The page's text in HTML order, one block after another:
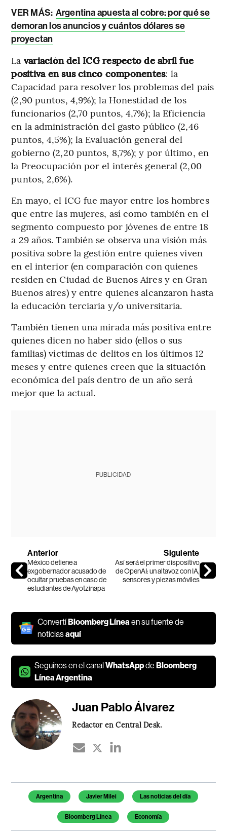
VER MÁS: Argentina apuesta al cobre: por qué se
demoran los anuncios y cuántos dólares se
proyectan
La variación del ICG respecto de abril fue
positiva en sus cinco componentes: la
Capacidad para resolver los problemas del país
(2,90 puntos, 4,9%); la Honestidad de los
funcionarios (2,70 puntos, 4,7%); la Eficiencia
en la administración del gasto público (2,46
puntos, 4,5%); la Evaluación general del
gobierno (2,20 puntos, 8,7%); y por último, en
la Preocupación por el interés general (2,00
puntos, 2,6%).
En mayo, el ICG fue mayor entre los hombres
que entre las mujeres, así como también en el
segmento compuesto por jóvenes de entre 18
a 29 años. También se observa una visión más
positiva sobre la gestión entre quienes viven
en el interior (en comparación con quienes
residen en Ciudad de Buenos Aires y en Gran
Buenos aires) y entre quienes alcanzaron hasta
la educación terciaria y/o universitaria.
También tienen una mirada más positiva entre
quienes dicen no haber sido (ellos o sus
familias) víctimas de delitos en los últimos 12
meses y entre quienes creen que la situación
económica del país dentro de un año será
mejor que la actual.
PUBLICIDAD
Anterior
México detiene a
exgobernador acusado de
ocultar pruebas en caso de
estudiantes de Ayotzinapa
Siguiente
Así será el primer dispositivo
de OpenAI: un altavoz con IA,
sensores y piezas móviles
ConvertíBloomberg Línea en su fuente de
noticiasaquí
Seguínos en el canalWhatsAppdeBloomberg
Línea Argentina
Juan Pablo Álvarez
Redactor en Central Desk.
Temas de este artículo
Argentina Javier Milei Las noticias del día
Bloomberg Línea Economía